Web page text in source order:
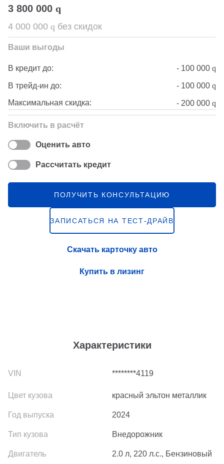
Характеристики
********4119
красный эльтон металлик
2024
Внедорожник
2.0 л, 220 л.с., Бензиновый
3 800 000 q
4 000 000 q без скидок
Ваши выгоды
В кредит до: - 100 000 q
В трейд-ин до: - 100 000 q
Максимальная скидка: - 200 000 q
Включить в расчёт
Оценить авто
Рассчитать кредит
ПОЛУЧИТЬ КОНСУЛЬТАЦИЮ
ЗАПИСАТЬСЯ НА ТЕСТ-ДРАЙВ
Скачать карточку авто
Купить в лизинг